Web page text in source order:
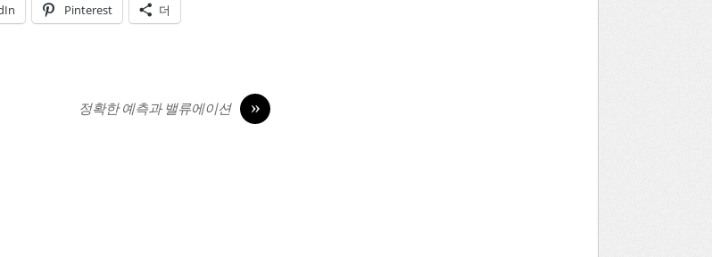
Pinterest 더
»
정확한 예측과 밸류에이션